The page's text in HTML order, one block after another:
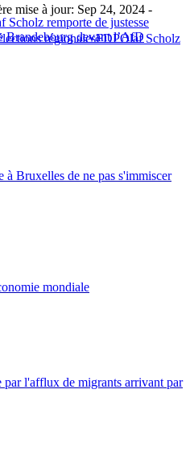
Scholz remporte de justesse
Brandebourg devant l’AfD
mise à jour: Sep 24, 2024 -
régionalesFDPOlaf Scholz
Bruxelles de ne pas s'immiscer
mondiale
par l'afflux de migrants arrivant par